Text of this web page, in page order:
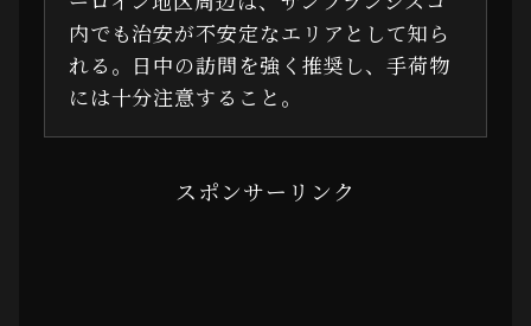
内でも治安が不安定なエリアとして知ら
れる。日中の訪問を強く推奨し、手荷物
には十分注意すること。
スポンサーリンク